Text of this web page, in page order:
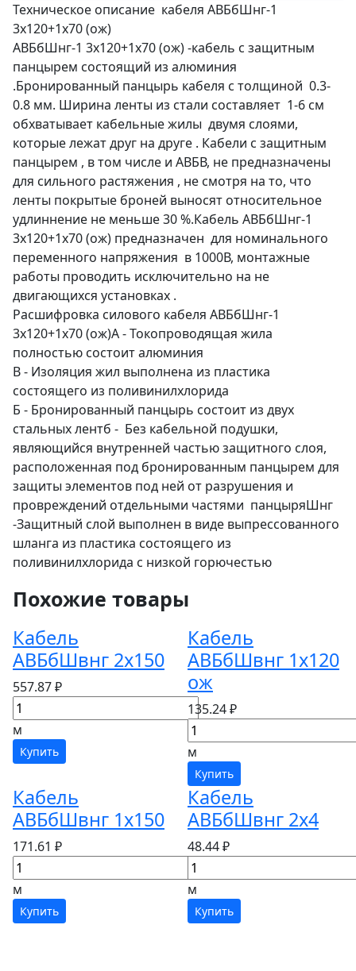
Техническое описание кабеля АВБбШнг-1
3х120+1х70 (ож)
АВБбШнг-1 3х120+1х70 (ож) -кабель с защитным
панцырем состоящий из алюминия
.Бронированный панцырь кабеля с толщиной 0.3-
0.8 мм. Ширина ленты из стали составляет 1-6 см
обхватывает кабельные жилы двумя слоями,
которые лежат друг на друге . Кабели с защитным
панцырем , в том числе и АВБВ, не предназначены
для сильного растяжения , не смотря на то, что
ленты покрытые броней выносят относительное
удлиннение не меньше 30 %.Кабель АВБбШнг-1
3х120+1х70 (ож) предназначен для номинального
переменного напряжения в 1000В, монтажные
работы проводить исключительно на не
двигающихся установках .
Расшифровка силового кабеля АВБбШнг-1
3х120+1х70 (ож)А - Токопроводящая жила
полностью состоит алюминия
В - Изоляция жил выполнена из пластика
состоящего из поливинилхлорида
Б - Бронированный панцырь состоит из двух
стальных лентб - Без кабельной подушки,
являющийся внутренней частью защитного слоя,
расположенная под бронированным панцырем для
защиты элементов под ней от разрушения и
провреждений отдельными частями панцыряШнг
-Защитный слой выполнен в виде выпрессованного
шланга из пластика состоящего из
поливинилхлорида с низкой горючестью
Похожие товары
Кабель
АВБбШвнг 2х150
557.87 ₽
м
Купить
Кабель
АВБбШвнг 1х120
ож
135.24 ₽
м
Купить
Кабель
АВБбШвнг 1х150
171.61 ₽
м
Купить
Кабель
АВБбШвнг 2х4
48.44 ₽
м
Купить